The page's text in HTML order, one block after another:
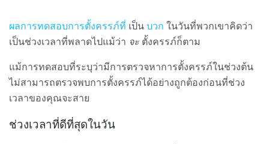
ผลการทดสอบการตั้งครรภ์ที่ เป็น บวก ในวันที่พวกเขาคิดว่า
เป็นช่วงเวลาที่พลาดไปแม้ว่า จะ ตั้งครรภ์ก็ตาม
แม้การทดสอบที่ระบุว่ามีการตรวจหาการตั้งครรภ์ในช่วงต้น
ไม่สามารถตรวจพบการตั้งครรภ์ได้อย่างถูกต้องก่อนที่ช่วง
เวลาของคุณจะสาย
ช่วงเวลาที่ดีที่สุดในวัน